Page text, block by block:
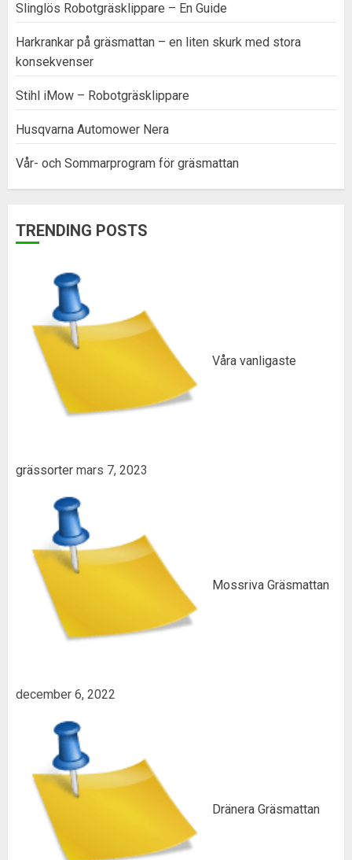
Slinglös Robotgräsklippare – En Guide
Harkrankar på gräsmattan – en liten skurk med stora
konsekvenser
Stihl iMow – Robotgräsklippare
Husqvarna Automower Nera
Vår- och Sommarprogram för gräsmattan
TRENDING POSTS
Våra vanligaste
grässorter mars 7, 2023
Mossriva Gräsmattan
december 6, 2022
Dränera Gräsmattan